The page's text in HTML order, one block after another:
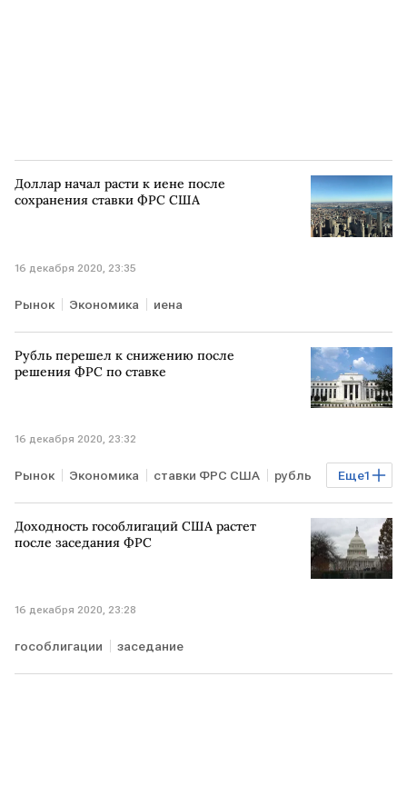
Доллар начал расти к иене после
сохранения ставки ФРС США
16 декабря 2020, 23:35
Рынок Экономика иена
Рубль перешел к снижению после
решения ФРС по ставке
16 декабря 2020, 23:32
Еще1
Рынок Экономика ставки ФРС США рубль
базовая ставка
Доходность гособлигаций США растет
после заседания ФРС
16 декабря 2020, 23:28
гособлигации заседание